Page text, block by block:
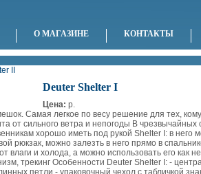
О МАГАЗИНЕ КОНТАКТЫ
II
Deuter Shelter I
Цена: p.
Самая легкое по весу решение для тех,
от сильного ветра и непогоды В чрезвычайных
хорошо иметь под рукой Shelter I: в него
рюкзак, можно залезть в него прямо в
влаги и холода, а можно использовать его как
трекинг Особенности Deuter Shelter I: -
петли - упаковочный чехол с табличкой